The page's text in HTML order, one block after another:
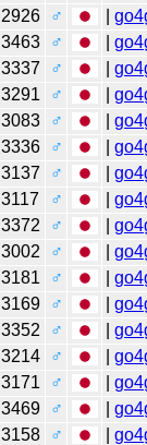
2926 ♂ |
3463 ♂ |
3337 ♂ |
3291 ♂ |
3083 ♂ |
3336 ♂ |
3137 ♂ |
3117 ♂ |
3372 ♂ |
3002 ♂ |
3181 ♂ |
3169 ♂ |
3352 ♂ |
3214 ♂ |
3171 ♂ |
3469 ♂ |
3158 ♂ |